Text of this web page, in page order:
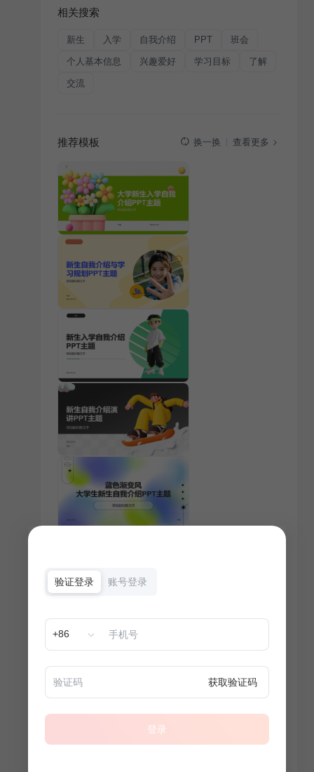
相关搜索
新生 入学 自我介绍 PPT 班会
个人基本信息 兴趣爱好 学习目标 了解
交流
推荐模板 换一换 查看更多
验证登录 账号登录
+86
获取验证码
登录